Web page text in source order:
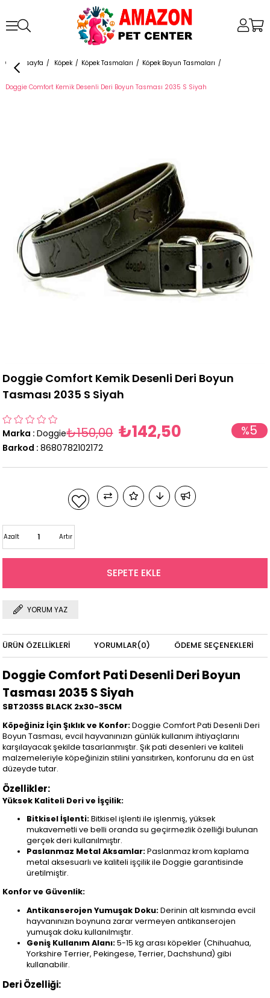
Anasayfa Köpek Köpek Tasmaları Köpek Boyun Tasmaları
Doggie Comfort Kemik Desenli Deri Boyun Tasması 2035 S Siyah
Doggie Comfort Kemik Desenli Deri Boyun
Tasması 2035 S Siyah
Marka : Doggie %5
₺150,00 ₺142,50
Barkod : 8680782102172
Artır
Azalt
YORUM YAZ
ÜRÜN ÖZELLIKLERI YORUMLAR(0) ÖDEME SEÇENEKLERI
Doggie Comfort Pati Desenli Deri Boyun
Tasması 2035 S Siyah
SBT2035S BLACK 2x30-35CM
Köpeğiniz İçin Şıklık ve Konfor:Doggie Comfort Pati Desenli Deri
Boyun Tasması, evcil hayvanınızın günlük kullanım ihtiyaçlarını
karşılayacak şekilde tasarlanmıştır. Şık pati desenleri ve kaliteli
malzemeleriyle köpeğinizin stilini yansıtırken, konforunu da en üst
düzeyde tutar.
Özellikler:
Yüksek Kaliteli Deri ve İşçilik:
Bitkisel İşlenti:Bitkisel işlenti ile işlenmiş, yüksek
mukavemetli ve belli oranda su geçirmezlik özelliği bulunan
gerçek deri kullanılmıştır.
Paslanmaz Metal Aksamlar:Paslanmaz krom kaplama
metal aksesuarlı ve kaliteli işçilik ile Doggie garantisinde
üretilmiştir.
Konfor ve Güvenlik:
Antikanserojen Yumuşak Doku:Derinin alt kısmında evcil
hayvanınızın boynuna zarar vermeyen antikanserojen
yumuşak doku kullanılmıştır.
Geniş Kullanım Alanı:5-15 kg arası köpekler (Chihuahua,
Yorkshire Terrier, Pekingese, Terrier, Dachshund) gibi
kullanabilir.
Deri Özelliği: